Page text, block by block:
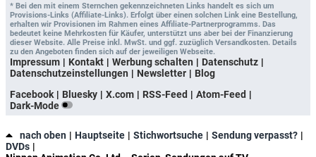
* Bei den mit einem Sternchen gekennzeichneten Links handelt es sich um
Provisions-Links (Affiliate-Links). Erfolgt über einen solchen Link eine Bestellung,
erhalten wir Provisionen im Rahmen eines Affiliate-Partnerprogramms. Das
bedeutet keine Mehrkosten für Käufer, unterstützt uns aber bei der Finanzierung
dieser Website. Alle Preise inkl. MwSt. und ggf. zuzüglich Versandkosten. Details
zu den Angeboten finden sich auf der jeweiligen Webseite.
Impressum Kontakt Werbung schalten
Datenschutz
Datenschutzeinstellungen
Newsletter
Blog
Facebook
Bluesky X.com RSS-Feed
Atom-Feed
Dark-Mode
nach oben Hauptseite Stichwortsuche
Sendung verpasst?
DVDs